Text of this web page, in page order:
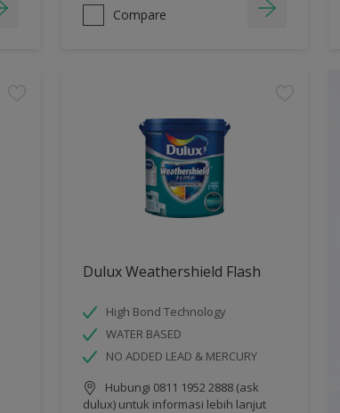
Compare
Dulux Weathershield Flash
High Bond Technology
WATER BASED
NO ADDED LEAD & MERCURY
Hubungi 0811 1952 2888 (ask
dulux) untuk informasi lebih lanjut